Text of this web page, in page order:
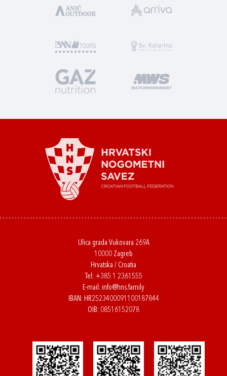
Ulica grada Vukovara 269A
10000 Zagreb
Hrvatska / Croatia
Tel: +385 1 2361555
E-mail: info@hns.family
IBAN: HR2523400091100187844
OIB: 08516152078